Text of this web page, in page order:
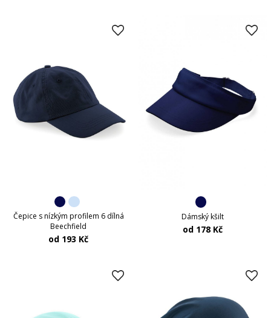
Čepice s nízkým profilem 6 dílná
Beechfield
od 193 Kč
Dámský kšilt
od 178 Kč